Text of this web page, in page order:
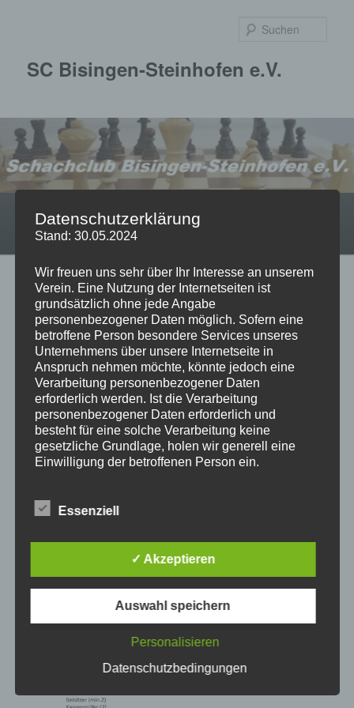
SC Bisingen-Steinhofen e.V.
Turniere Termine
Beitragsnavigation
←Vorheriger
Generalversammlung 2026
Veröffentlicht am 21. Juni 2026vonGulde
Datenschutzerklärung
Stand: 30.05.2024
Wir freuen uns sehr über Ihr Interesse an unserem
Verein. Eine Nutzung der Internetseiten ist
grundsätzlich ohne jede Angabe
personenbezogener Daten möglich. Sofern eine
betroffene Person besondere Services unseres
Unternehmens über unsere Internetseite in
Anspruch nehmen möchte, könnte jedoch eine
Verarbeitung personenbezogener Daten
erforderlich werden. Ist die Verarbeitung
personenbezogener Daten erforderlich und
besteht für eine solche Verarbeitung keine
gesetzliche Grundlage, holen wir generell eine
Einwilligung der betroffenen Person ein.
Die Verarbeitung personenbezogener Daten,
beispielsweise des Namens, der Anschrift, E-Mail-
Person, erfolgt stets im Einklang mit der
Datenschutz-Grundverordnung und in
Übereinstimmung mit den für uns geltenden
landesspezifischen Datenschutzbestimmungen.
Mittels dieser Datenschutzerklärung möchte unser
Unternehmen die Öffentlichkeit über Art, Umfang
und Zweck der von uns erhobenen, genutzten und
informieren. Ferner werden betroffene Personen
zustehenden Rechte aufgeklärt.
Essenziell
✓ Akzeptieren
Auswahl speichern
Personalisieren
Datenschutzbedingungen